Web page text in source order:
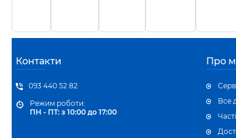
Контакти
093 440 52 82
Режим роботи:
ПН - ПТ: з 10:00 до 17:00
Про
Все